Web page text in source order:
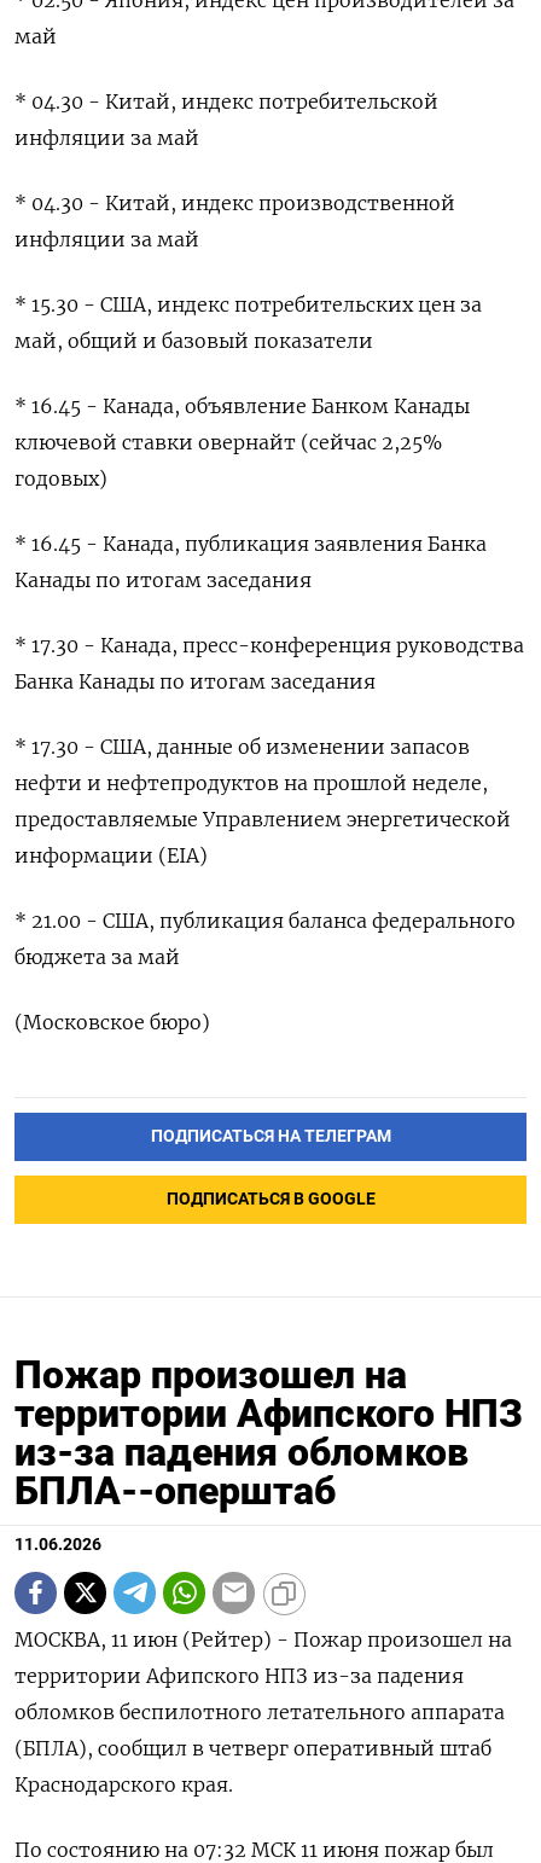
май
* 04.30 - ​Китай, индекс потребительской
инфляции за ‌май
* 04.30 - Китай, индекс производственной
инфляции за май
* 15.30 - ​США, индекс ​потребительских ‌цен за
май, общий и базовый показатели
* ​16.45 - Канада, объявление Банком Канады
ключевой ставки овернайт (сейчас 2,25%
годовых)
* 16.45 - Канада, публикация заявления Банка
Канады по итогам заседания
* 17.30 - Канада, пресс-конференция руководства
​Банка Канады по ⁠итогам заседания
* 17.30 - США, данные об изменении ‌запасов
нефти и нефтепродуктов на ‌прошлой неделе,
предоставляемые Управлением энергетической
информации (EIA)
* 21.00 - ​США, публикация баланса федерального
‌бюджета за май
(Московское бюро)
ПОДПИСАТЬСЯ НА ТЕЛЕГРАМ
ПОДПИСАТЬСЯ В GOOGLE
Пожар произошел на
территории Афипского НПЗ
из-за падения обломков
БПЛА--оперштаб
11.06.2026
МОСКВА, 11 июн (Рейтер) - Пожар произошел на
территории Афипского НПЗ из-за падения
‌обломков беспилотного летательного аппарата
(БПЛА), сообщил в четверг оперативный штаб
Краснодарского края.
По состоянию ​на ​07:32 ​МСК 11 ⁠июня пожар был